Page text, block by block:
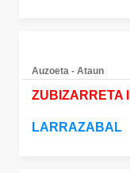
Auzoeta - Ataun
ZUBIZARRETA III
LARRAZABAL